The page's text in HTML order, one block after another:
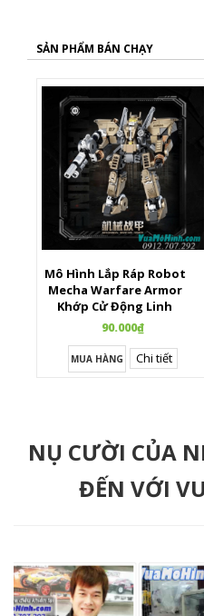
SẢN PHẨM BÁN CHẠY
Mô Hình Lắp Ráp Robot
Mecha Warfare Armor
Khớp Cử Động Linh
Hoạt
90.000₫
MUA HÀNG Chi tiết
NỤ CƯỜI CỦA
ĐẾN VỚI